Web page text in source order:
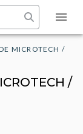
MICROTECH /
/